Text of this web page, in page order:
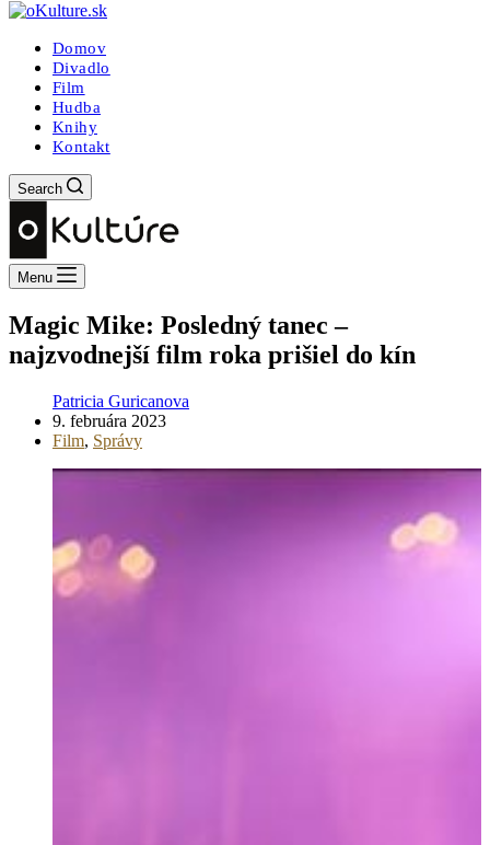
Domov
Divadlo
Film
Hudba
Knihy
Kontakt
Search
Menu
Magic Mike: Posledný tanec –
najzvodnejší film roka prišiel do kín
Patricia Guricanova
9. februára 2023
Film, Správy